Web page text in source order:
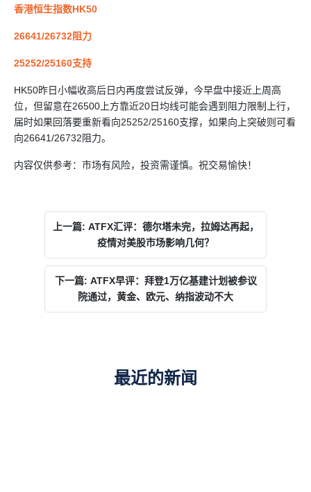
香港恒生指数HK50
26641/26732阻力
25252/25160支持
HK50昨日小幅收高后日内再度尝试反弹，今早盘中接近上周高
位，但留意在26500上方靠近20日均线可能会遇到阻力限制上行，
届时如果回落要重新看向25252/25160支撑，如果向上突破则可看
向26641/26732阻力。
内容仅供参考：市场有风险，投资需谨慎。祝交易愉快！
上一篇: ATFX汇评：德尔塔未完，拉姆达再起，
疫情对美股市场影响几何？
下一篇: ATFX早评：拜登1万亿基建计划被参议
院通过，黄金、欧元、纳指波动不大
最近的新闻